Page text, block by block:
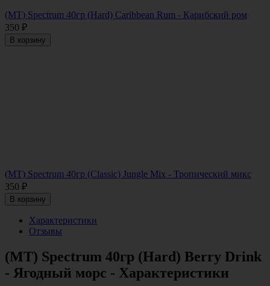
(MT) Spectrum 40гр (Hard) Caribbean Rum - Карибский ром
350 ₽
В корзину
(MT) Spectrum 40гр (Classic) Jungle Mix - Тропический микс
350 ₽
В корзину
Характеристики
Отзывы
(MT) Spectrum 40гр (Hard) Berry Drink
- Ягодный морс - Характеристики